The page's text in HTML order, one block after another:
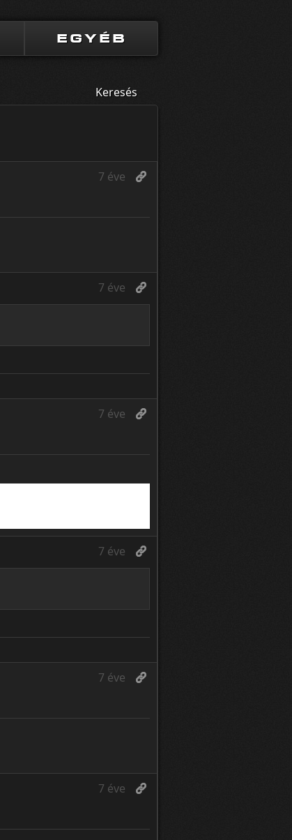
EGYÉB
Keresés
7 éve
7 éve
7 éve
7 éve
7 éve
7 éve